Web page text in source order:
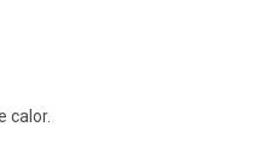
calor.